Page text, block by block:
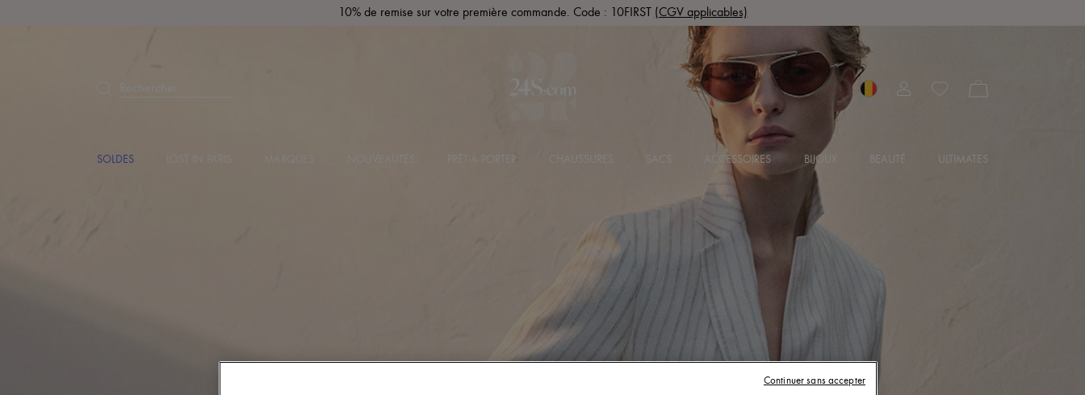
10% de remise sur votre première commande. Code : 10FIRST (CGV applicables)
SOLDES LOST IN PARIS MARQUES NOUVEAUTÉS PRÊT-À-PORTER CHAUSSURES SACS ACCESSOIRES BIJOUX BEAUTÉ ULTIMATES
Continuer sans accepter